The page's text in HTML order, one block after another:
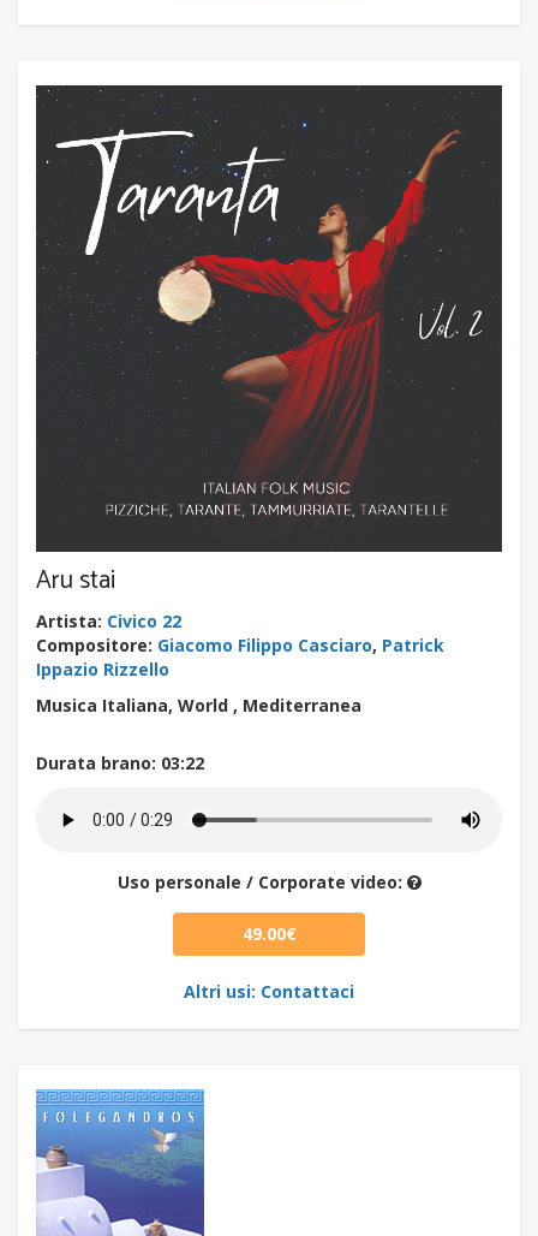
Aru stai
Artista: Civico 22
Compositore: Giacomo Filippo Casciaro, Patrick
Ippazio Rizzello
Musica Italiana, World , Mediterranea
Durata brano: 03:22
Uso personale / Corporate video:
49.00€
Altri usi: Contattaci